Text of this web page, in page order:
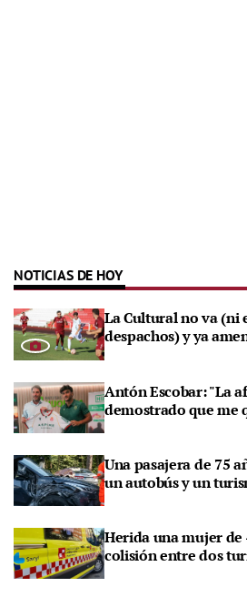
NOTICIAS DE HOY
La Cultural no va (ni
despachos) y ya
Antón Escobar: "La
demostrado que me
Una pasajera de 75
un autobús y un
Herida una mujer de
colisión entre dos